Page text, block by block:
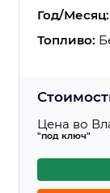
Год/Месяц:
Топливо:
Цена во
"под ключ"